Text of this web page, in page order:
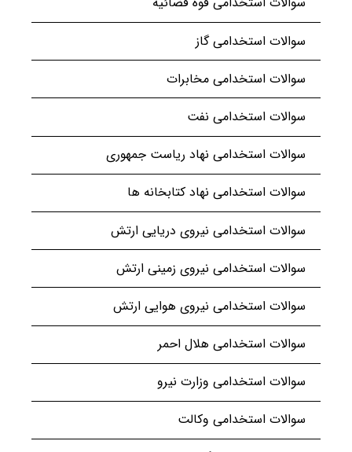
سوالات استخدامی گاز
سوالات استخدامی مخابرات
سوالات استخدامی نفت
سوالات استخدامی نهاد ریاست جمهوری
سوالات استخدامی نهاد کتابخانه ها
سوالات استخدامی نیروی دریایی ارتش
سوالات استخدامی نیروی زمینی ارتش
سوالات استخدامی نیروی هوایی ارتش
سوالات استخدامی هلال احمر
سوالات استخدامی وزارت نیرو
سوالات استخدامی وکالت